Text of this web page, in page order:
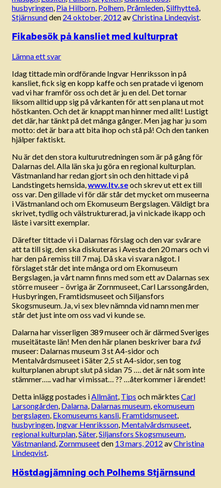
husbyringen Pia Hilborn Polhem Pråmleden Silfhytteå
Stjärnsundden 24 oktober, 2012 avChristina Lindeqvist
Fikabesök på kansliet med kulturprat
Lämna ett svar
Idag tittade min ordförande Ingvar Henriksson in på
kansliet, fick sig en kopp kaffe och sen pratade vi igenom
vad vi har framför oss och det är ju en del. Det tornar
liksom alltid upp sig på vårkanten för att sen plana ut mot
höstkanten. Och det är knappt man hinner med allt! Lustigt
det där, har tänkt på det många gånger. Men jag har ju som
motto: det är bara att bita ihop och stå på! Och den tanken
hjälper faktiskt.
Nu är det den stora kulturutredningen som är på gång för
Dalarnas del. Alla län ska ju göra en regional kulturplan.
Västmanland har redan gjort sin och den hittade vi på
Landstingets hemsida,www.ltv.seoch skrev ut ett ex till
oss var. Den gillade vi för där står det mycket om museerna
i Västmanland och om Ekomuseum Bergslagen. Väldigt bra
skrivet, tydlig och välstrukturerad, ja vi nickade ikapp och
läste i varsitt exemplar.
Därefter tittade vi i Dalarnas förslag och den var svårare
att ta till sig, den ska diskuteras i Avesta den 20 mars och vi
har den på remiss till 7 maj. Då ska vi svara något. I
förslaget står det inte många ord om Ekomuseum
Bergslagen, ja vårt namn finns med som ett av Dalarnas sex
större museer – övriga är Zornmuseet, Carl Larssongården,
Husbyringen, Framtidsmuseet och Siljansfors
Skogsmuseum. Ja, vi sex blev nämnda vid namn men mer
står det just inte om oss vad vi kunde se.
Dalarna har visserligen 389 museer och är därmed Sveriges
museitätaste län! Men den här planen beskriver bara två
museer: Dalarnas museum 3 st A4-sidor och
Mentalvårdsmuseet i Säter 2,5 st A4-sidor, sen tog
kulturplanen abrupt slut på sidan 75 …. det är nåt som inte
stämmer….. vad har vi missat… ?? …återkommer i ärendet!
Detta inlägg postades iAllmänt, Tips och märktes Carl
Larsongården, Dalarna, Dalarnas museum,ekomuseum
bergslagen, Ekomuseums kansli, Framtidsmuseet,
husbyringen, Ingvar Henriksson, Mentalvårdsmuseet,
regional kulturplan,Säter,Siljansfors Skogsmuseum,
Västmanland, Zornmuseetden 13 mars, 2012 avChristina
Lindeqvist.
Höstdagjämning och Polhems Stjärnsund